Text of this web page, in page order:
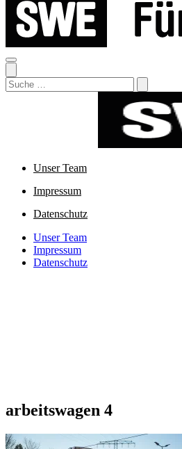
Search
Unser Team
Impressum
Datenschutz
Unser Team
Impressum
Datenschutz
arbeitswagen 4